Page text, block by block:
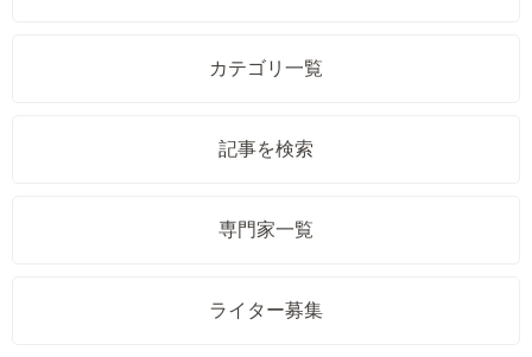
カテゴリ一覧
記事を検索
専門家一覧
ライター募集